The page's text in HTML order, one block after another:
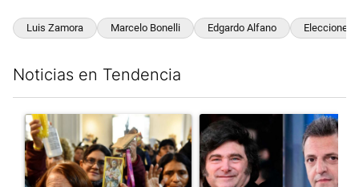
Luis Zamora Marcelo Bonelli Edgardo Alfano Elecciones
Noticias en Tendencia
Un artículo de tendencia con el título "San Cayetano 2026:
Un artículo de tendencia